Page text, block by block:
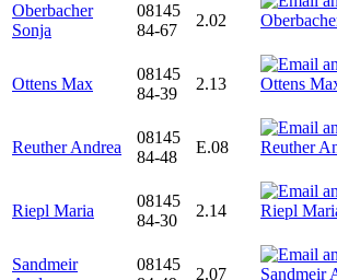
Oberbacher
Sonja
08145
84-67
2.02
Ottens Max
08145
84-39
2.13
Reuther Andrea
08145
84-48
E.08
Riepl Maria
08145
84-30
2.14
Sandmeir
08145
2.07